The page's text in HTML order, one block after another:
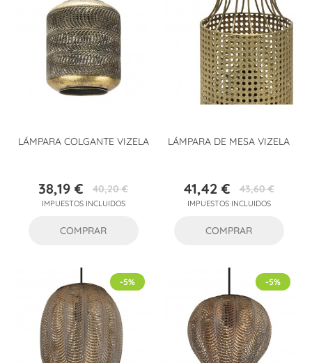
LÁMPARA COLGANTE VIZELA
Precio
38,19 €Precio
base
40,20 €
IMPUESTOS INCLUIDOS
COMPRAR
LÁMPARA DE MESA VIZELA
Precio
41,42 €Precio
base
43,60 €
IMPUESTOS INCLUIDOS
COMPRAR
-5% -5%